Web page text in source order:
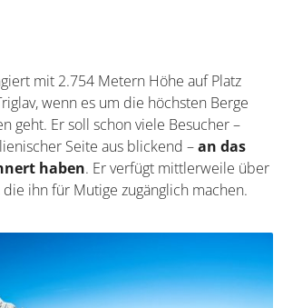
mit 2.754 Metern Höhe auf Platz
wenn es um die höchsten Berge
geht. Er soll schon viele Besucher –
Seite aus blickend –an das
haben. Er verfügt mittlerweile über
ihn für Mutige zugänglich machen.